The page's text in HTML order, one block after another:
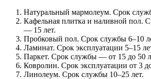
Натуральный мармолеум. Срок
Кафельная плитка и наливной пол.
— 15 лет.
Пробковый пол. Срок службы 6–10
Ламинат. Срок эксплуатации 5–15
Паркет. Срок службы — от 15 до 50
Ковролин. Срок эксплуатации от 3
Линолеум. Срок службы 10–25 лет.